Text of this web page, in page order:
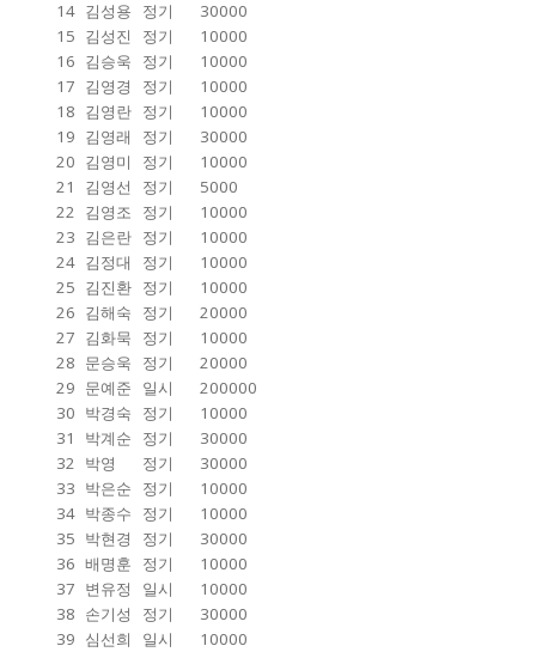
14 김성용 정기
30000
15 김성진 정기
10000
16 김승욱 정기
10000
17 김영경 정기
10000
18 김영란 정기
10000
19 김영래 정기
30000
20 김영미 정기
10000
21
김영선 정기
5000
22 김영조 정기
10000
23 김은란 정기
10000
24 김정대 정기
10000
25 김진환 정기
10000
26 김해숙 정기
20000
27 김화묵 정기
10000
28 문승욱 정기
20000
29 문예준 일시
200000
30 박경숙 정기
10000
31
박계순 정기
30000
32 박영 정기
30000
33 박은순 정기
10000
34 박종수 정기
10000
35 박현경 정기
30000
36 배명훈 정기
10000
37 변유정 일시
10000
38 손기성 정기
30000
39 심선희 일시
10000